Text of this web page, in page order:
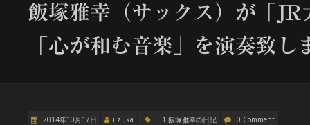
飯塚雅幸（サックス）が「
「心が和む音楽」を演奏致し
2014年10月17日 iizuka 1.飯塚雅幸の日記 0 Comment